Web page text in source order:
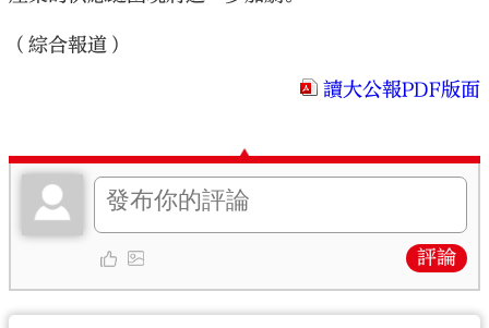
（綜合報道）
讀大公報PDF版面
評論